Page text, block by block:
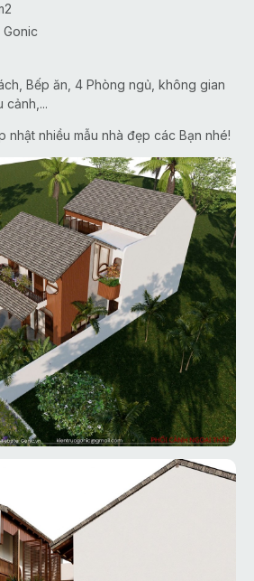
Bếp ăn, 4 Phòng ngủ, không gian
cảnh,...
nhật nhiều mẫu nhà đẹp các Bạn nhé!